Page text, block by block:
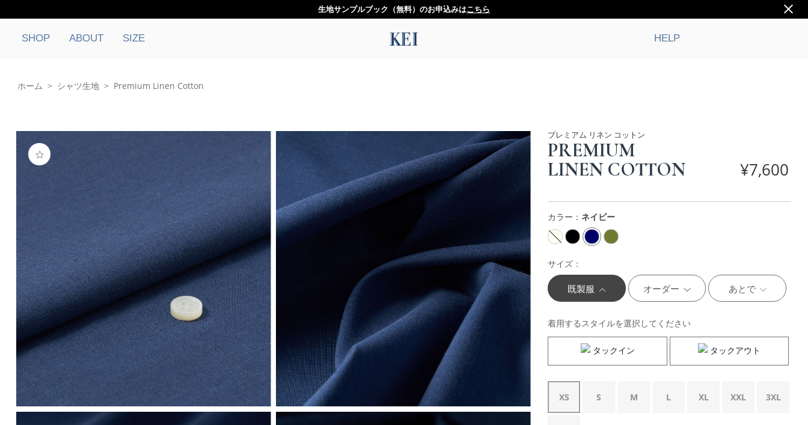
生地サンプルブック（無料）のお申込みはこちら
SHOP ABOUT SIZE HELP
ホーム > シャツ生地 > Premium Linen Cotton
プレミアム リネン コットン
PREMIUM
LINEN COTTON
¥7,600
カラー：ネイビー
サイズ：
既製服 オーダー あとで
着用するスタイルを選択してください
タックイン タックアウト
XS S M L XL XXL 3XL